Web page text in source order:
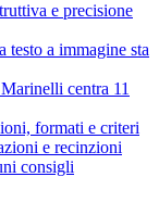
e precisione
a immagine sta
centra 11
formati e criteri
e recinzioni
consigli